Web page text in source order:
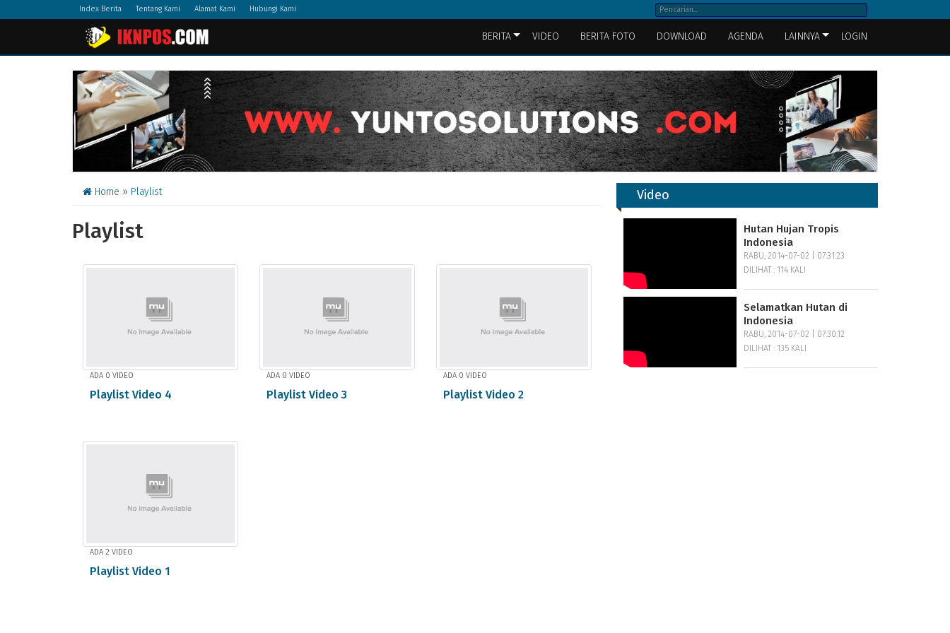
Index Berita Tentang Kami Alamat Kami Hubungi Kami
BERITA VIDEO BERITA FOTO DOWNLOAD AGENDA LAINNYA LOGIN
Home » Playlist
Playlist
ADA 0 VIDEO
Playlist Video 4
ADA 0 VIDEO
Playlist Video 3
ADA 0 VIDEO
Playlist Video 2
ADA 2 VIDEO
Playlist Video 1
Video
Hutan Hujan Tropis
Indonesia
RABU, 2014-07-02 | 07:31:23
DILIHAT : 114 KALI
Selamatkan Hutan di
Indonesia
RABU, 2014-07-02 | 07:30:12
DILIHAT : 135 KALI